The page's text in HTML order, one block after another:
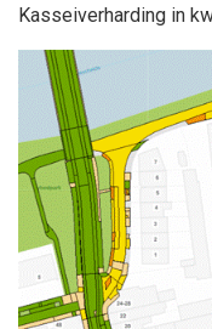
Kasseiverharding in